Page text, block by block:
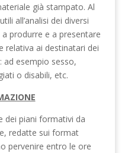
già stampato. Al
all’analisi dei diversi
produrre e a presentare
relativa ai destinatari dei
ad esempio sesso,
o disabili, etc.
dei piani formativi da
redatte sui format
pervenire entro le ore